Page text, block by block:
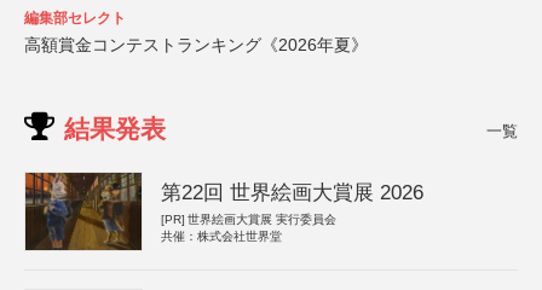
編集部セレクト
高額賞金コンテストランキング《2026年夏》
結果発表 一覧
第22回 世界絵画大賞展 2026
[PR] 世界絵画大賞展 実行委員会
共催：株式会社世界堂